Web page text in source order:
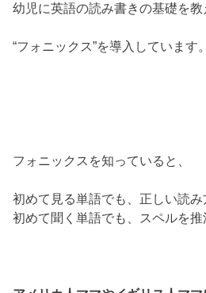
幼児に英語の読み書きの基礎を教
“フォニックス”を導入しています。
フォニックスを知っていると、
初めて見る単語でも、正しい読み
初めて聞く単語でも、スペルを推